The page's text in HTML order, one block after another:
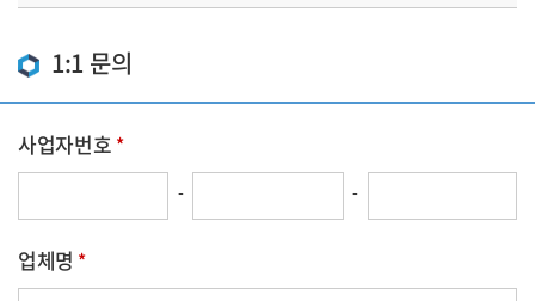
수집된 법인(개인)정보는 민원처리 목적으로만 보유 및
3년간 보관 후 자동으로 삭제 되며, 고객의 요청시 즉시
별도의 저장장치에 안전하게 분리보관 됩니다.
4. 법인(개인)정보 수집 동의에 거부할 권리
권리가 있으며, 익명으로 작성하실 수 있습니다. 다만
동의하지 않은경우 고객의 상담요청 내용 등에 대한
1:1 문의
사업자번호
- -
업체명